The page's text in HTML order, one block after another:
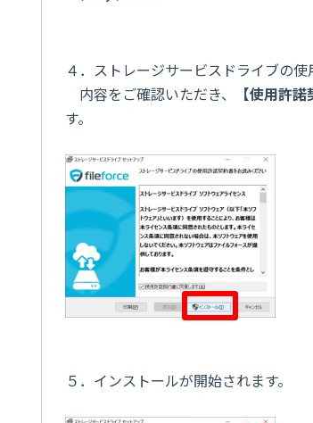
４．ストレージサービスドライブの使
内容をご確認いただき、
【使用許諾
す。
５．インストールが開始されます。